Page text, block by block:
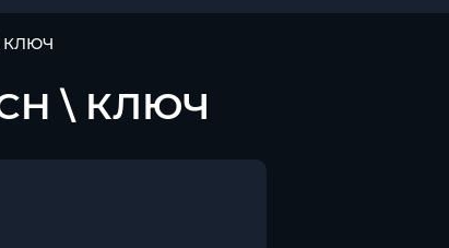
\ КЛЮЧ
\ КЛЮЧ